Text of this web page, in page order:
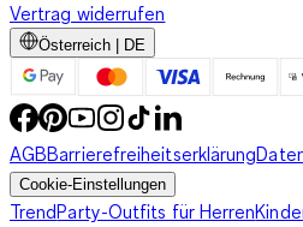
Vertrag widerrufen
Österreich | DE
AGBBarrierefreiheitserklärung
Cookie-Einstellungen
TrendParty-Outfits für Herren